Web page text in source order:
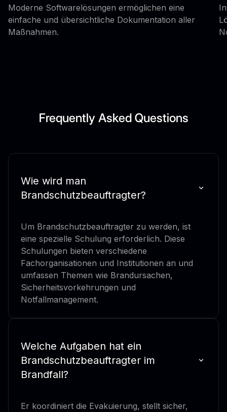
Moderne Softwarelösungen ermöglichen eine
einfache und übersichtliche Dokumentation aller
Maßnahmen.
Frequently Asked Questions
Wie wird man
Brandschutzbeauftragter?
Um Brandschutzbeauftragter zu werden, ist
eine spezielle Schulung erforderlich. Diese
Schulungen bieten verschiedene
Fachorganisationen und Institutionen an und
umfassen Themen wie Brandursachen,
Sicherheitsvorkehrungen und
Notfallmanagement.
Welche Aufgaben hat ein
Brandschutzbeauftragter im
Brandfall?
Er koordiniert die Evakuierung, stellt sicher,